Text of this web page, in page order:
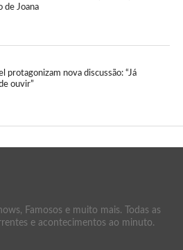
de Joana
protagonizam nova discussão: “Já
ouvir”
Famosos e muito mais. Todas as
e acontecimentos ao minuto.